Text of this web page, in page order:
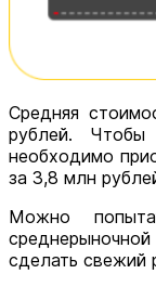
Средняя
рублей.
необходимо
за 3,8 млн
Можно
сделать свежий